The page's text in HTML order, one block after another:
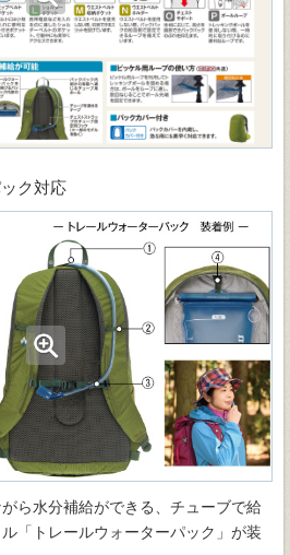
ク対応
ら水分補給ができる、チューブで給
「トレールウォーターパック」が装